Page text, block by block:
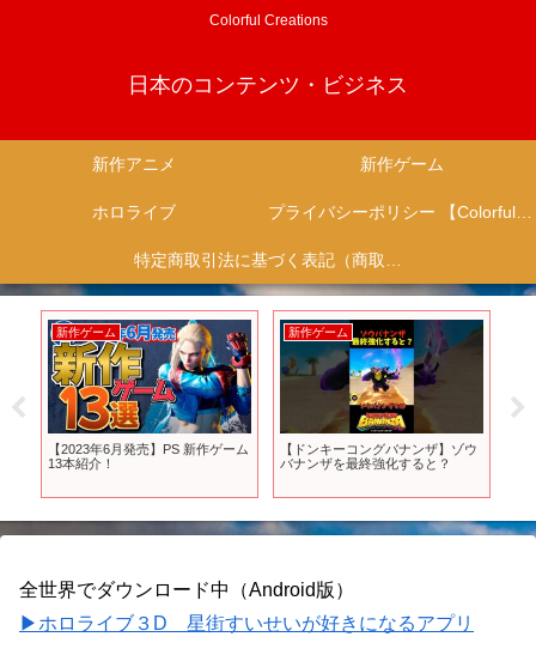
Colorful Creations
日本のコンテンツ・ビジネス
新作アニメ 新作ゲーム
ホロライブ プライバシーポリシー 【Colorful Creation】
特定商取引法に基づく表記（商取引に関する開示）
新作アニメ
『天穂のサクナヒメ』テレビアニ
メ化決定!! #anime #サクナヒメ
新作ゲーム
様々なジャンルの最新情報！今後
発売の注目の期待作を20本ご紹
【
全世界でダウンロード中（Android版）
▶ホロライブ３D 星街すいせいが好きになるアプリ